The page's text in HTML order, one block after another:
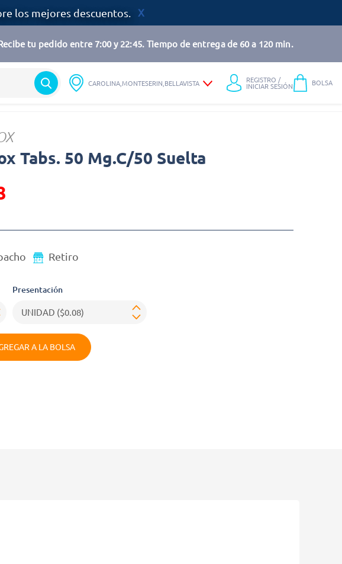
los mejores descuentos.
tu pedido entre 7:00 y 22:45. Tiempo de entrega de 60 a 120 min.
CAROLINA,MONTESERIN,BELLAVISTA REGISTRO /
INICIAR SESIÓN BOLSA
Tabs. 50 Mg.C/50 Suelta
de
Retiro
Presentación
A LA BOLSA